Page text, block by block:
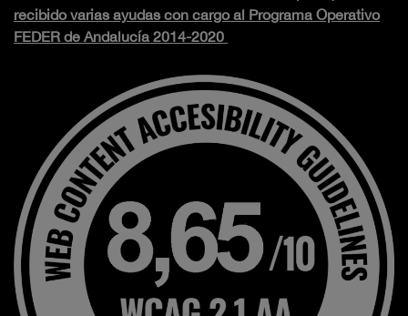
recibido varias ayudas con cargo al Programa Operativo
FEDER de Andalucía 2014-2020